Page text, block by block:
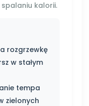
kalorii.
rozgrzewkę
w stałym
tempa
zielonych